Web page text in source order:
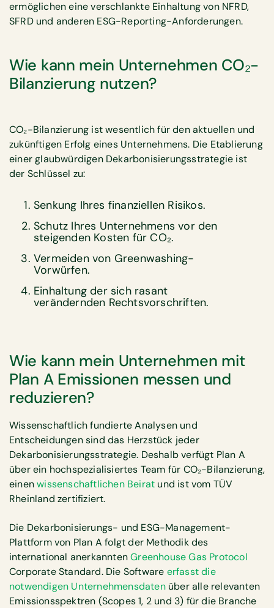
ermöglichen eine verschlankte Einhaltung von NFRD,
SFRD und anderen ESG-Reporting-Anforderungen.
Wie kann mein Unternehmen CO₂-
Bilanzierung nutzen?
CO₂-Bilanzierung ist wesentlich für den aktuellen und
zukünftigen Erfolg eines Unternehmens. Die Etablierung
einer glaubwürdigen Dekarbonisierungsstrategie ist
der Schlüssel zu:
Senkung Ihres finanziellen Risikos.
Schutz Ihres Unternehmens vor den
steigenden Kosten für CO₂.
Vermeiden von Greenwashing-
Vorwürfen.
Einhaltung der sich rasant
verändernden Rechtsvorschriften.
Wie kann mein Unternehmen mit
Plan A Emissionen messen und
reduzieren?
Wissenschaftlich fundierte Analysen und
Entscheidungen sind das Herzstück jeder
Dekarbonisierungsstrategie. Deshalb verfügt Plan A
über ein hochspezialisiertes Team für CO₂-Bilanzierung,
einenwissenschaftlichen Beirat und ist vom TÜV
Rheinland zertifiziert.
Die Dekarbonisierungs- und ESG-Management-
Plattform von Plan A folgt der Methodik des
international anerkanntenGreenhouse Gas Protocol
Corporate Standard. Die Software erfasst die
notwendigen Unternehmensdatenüber alle relevanten
Emissionsspektren (Scopes 1, 2 und 3) für die Branche